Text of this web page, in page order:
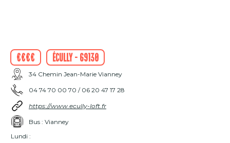
€€€€ Écully - 69130
34 Chemin Jean-Marie Vianney
04 74 70 00 70 / 06 20 47 17 28
https://www.ecully-loft.fr
Bus : Vianney
Lundi :